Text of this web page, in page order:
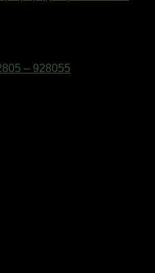
– 928055